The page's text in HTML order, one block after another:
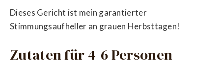
Dieses Gericht ist mein garantierter
Stimmungsaufheller an grauen Herbsttagen!
Zutaten für 4-6 Personen